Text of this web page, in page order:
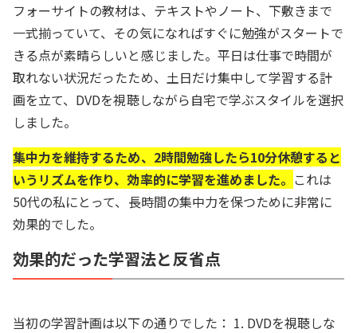
フォーサイトの教材は、テキストやノート、下敷きまで
一式揃っていて、その気になればすぐに勉強がスタートで
きる点が素晴らしいと感じました。平日は仕事で時間が
取れない状況だったため、土日だけ集中して学習する計
画を立て、DVDを視聴しながら自宅で学ぶスタイルを選択
しました。
集中力を維持するため、2時間勉強したら10分休憩すると
いうリズムを作り、効率的に学習を進めました。 これは
50代の私にとって、長時間の集中力を保つために非常に
効果的でした。
効果的だった学習法と反省点
当初の学習計画は以下の通りでした： 1. DVDを視聴しな